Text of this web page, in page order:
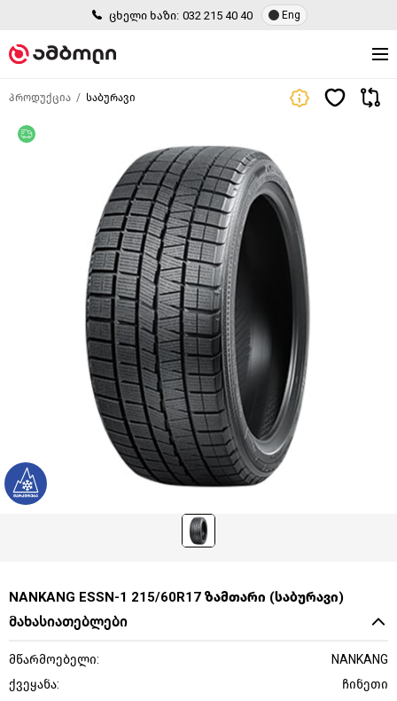
ცხელი ხაზი: 032 215 40 40 Eng
პროდუქცია საბურავი
NANKANG ESSN-1 215/60R17 ზამთარი (საბურავი)
მახასიათებლები
მწარმოებელი:
NANKANG
ქვეყანა:
ჩინეთი